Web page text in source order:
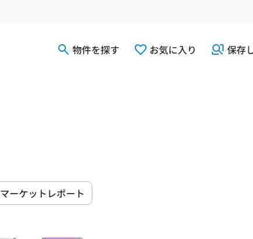
物件を探す お気に入り 保存
マーケットレポート